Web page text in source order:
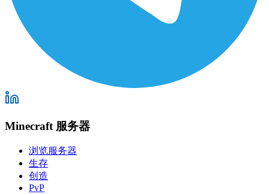
Minecraft 服务器
浏览服务器
生存
创造
PvP